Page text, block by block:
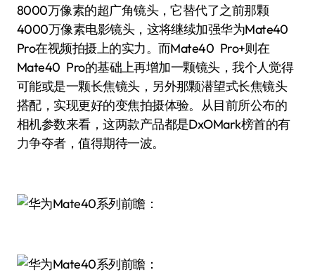
8000万像素的超广角镜头，它替代了之前那颗
4000万像素电影镜头，这将继续加强华为Mate40
Pro在视频拍摄上的实力。而Mate40 Pro+则在
Mate40 Pro的基础上再增加一颗镜头，我个人觉得
可能或是一颗长焦镜头，另外那颗潜望式长焦镜头
搭配，实现更好的变焦拍摄体验。从目前所公布的
相机参数来看，这两款产品都是DxOMark榜首的有
力争夺者，值得期待一波。